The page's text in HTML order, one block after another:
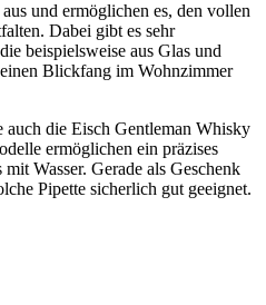
und ermöglichen es, den vollen
Dabei gibt es sehr
beispielsweise aus Glas und
Blickfang im Wohnzimmer
auch die Eisch Gentleman Whisky
ermöglichen ein präzises
Wasser. Gerade als Geschenk
Pipette sicherlich gut geeignet.